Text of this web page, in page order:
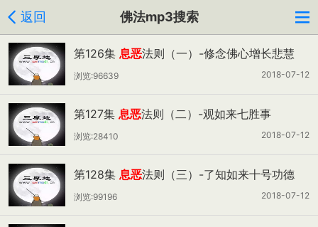
返回 佛法mp3搜索
第126集 息恶法则（一）-修念佛心增长悲慧
2018-07-12
浏览:96639
第127集 息恶法则（二）-观如来七胜事
2018-07-12
浏览:28410
第128集 息恶法则（三）-了知如来十号功德
2018-07-12
浏览:99196